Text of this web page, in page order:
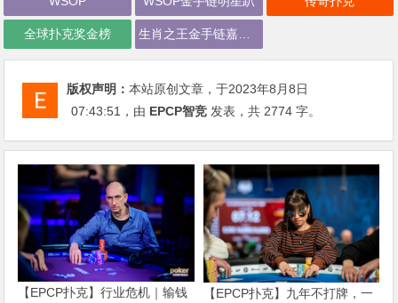
全球扑克奖金榜 生肖之王金手链嘉年华
版权声明：本站原创文章，于2023年8月8日
07:43:51 ，由 EPCP智竞 发表，共 2774 字。
【EPCP扑克】行业危机｜输钱
【EPCP扑克】九年不打牌，一